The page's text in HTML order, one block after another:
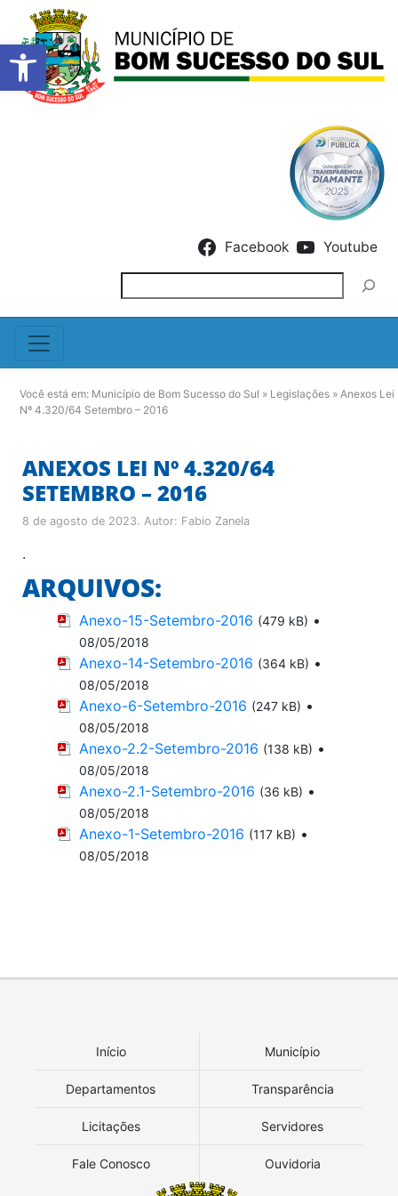
Barra de Ferramentas
Facebook Youtube
Você está em: Município de Bom Sucesso do Sul » Legislações » Anexos Lei
Nº 4.320/64 Setembro – 2016
ANEXOS LEI Nº 4.320/64
SETEMBRO – 2016
8 de agosto de 2023. Autor: Fabio Zanela
.
ARQUIVOS:
Anexo-15-Setembro-2016 (479 kB) •
08/05/2018
Anexo-14-Setembro-2016 (364 kB) •
08/05/2018
Anexo-6-Setembro-2016 (247 kB) •
08/05/2018
Anexo-2.2-Setembro-2016 (138 kB) •
08/05/2018
Anexo-2.1-Setembro-2016 (36 kB) •
08/05/2018
Anexo-1-Setembro-2016 (117 kB) •
08/05/2018
Início Município
Departamentos Transparência
Licitações Servidores
Fale Conosco Ouvidoria